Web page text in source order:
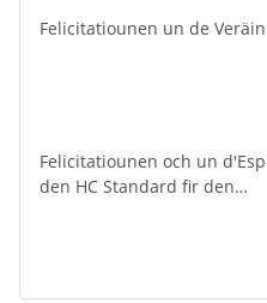
Felicitatiounen un de
Felicitatiounen och un
den HC Standard fir den…